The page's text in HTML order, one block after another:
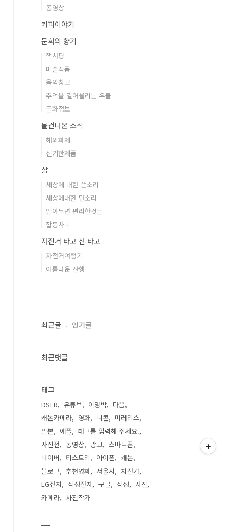
동영상
커피이야기
문화의 향기
책서평
미술작품
음악창고
추억을 길어올리는 우물
문화정보
물건너온 소식
해외화제
신기한제품
삶
세상에 대한 쓴소리
세상에대한 단소리
알아두면 편리한것들
잡동사니
자전거 타고 산 타고
자전거여행기
아름다운 산행
최근글 인기글
최근댓글
태그
DSLR 유튜브 이명박
다음
캐논카메라
영화 니콘
미러리스
일본
애플
태그를 입력해 주세요.
사진전
동영상 광고
스마트폰
네이버
티스토리 아이폰
캐논
블로그
추천영화 서울시
자전거
LG전자
삼성전자 구글 삼성
사진
카메라
사진작가